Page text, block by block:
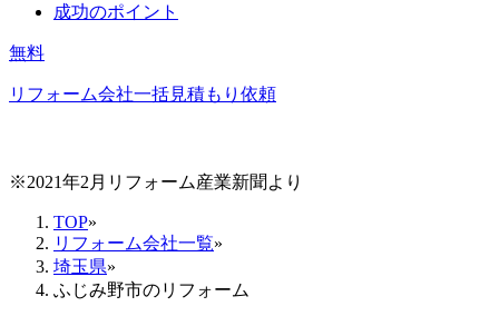
成功のポイント
無料
リフォーム会社一括見積もり依頼
※2021年2月リフォーム産業新聞より
TOP»
リフォーム会社一覧»
埼玉県»
ふじみ野市のリフォーム